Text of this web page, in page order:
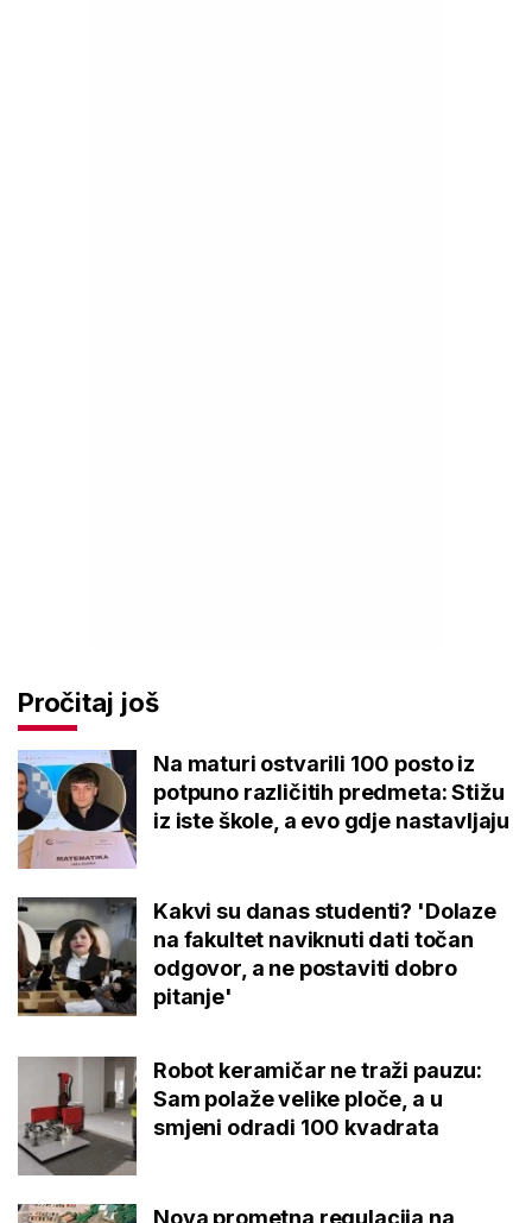
Pročitaj još
Na maturi ostvarili 100 posto iz
potpuno različitih predmeta: Stižu
iz iste škole, a evo gdje nastavljaju
Kakvi su danas studenti? 'Dolaze
na fakultet naviknuti dati točan
odgovor, a ne postaviti dobro
pitanje'
Robot keramičar ne traži pauzu:
Sam polaže velike ploče, a u
smjeni odradi 100 kvadrata